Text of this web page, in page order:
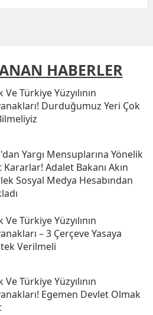
HABERLER
Ve Türkiye Yüzyılının
Durduğumuz Yeri Çok
Yargı Mensuplarına Yönelik
Kararlar! Adalet Bakanı Akın
Sosyal Medya Hesabından
Ve Türkiye Yüzyılının
– 3 Çerçeve Yasaya
Verilmeli
Ve Türkiye Yüzyılının
Egemen Devlet Olmak